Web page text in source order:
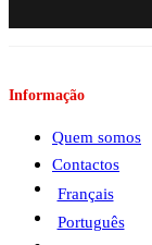
Informação
Quem somos
Contactos
Français
Português